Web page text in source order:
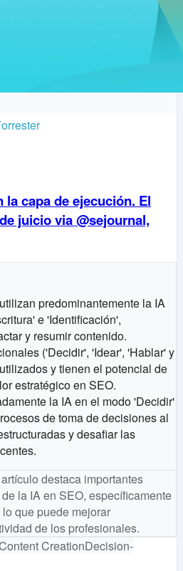
capa de ejecución. El
juicio via @sejournal,
predominantemente la IA
e 'Identificación',
y resumir contenido.
('Decidir', 'Idear', 'Hablar' y
y tienen el potencial de
estratégico en SEO.
la IA en el modo 'Decidir'
de toma de decisiones al
y desafiar las
destaca importantes
la IA en SEO, específicamente
que puede mejorar
de los profesionales.
CreationDecision-